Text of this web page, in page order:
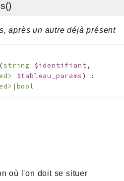
après un autre déjà présent
(string $identifiant,
$tableau_params)
:
où l'on doit se situer